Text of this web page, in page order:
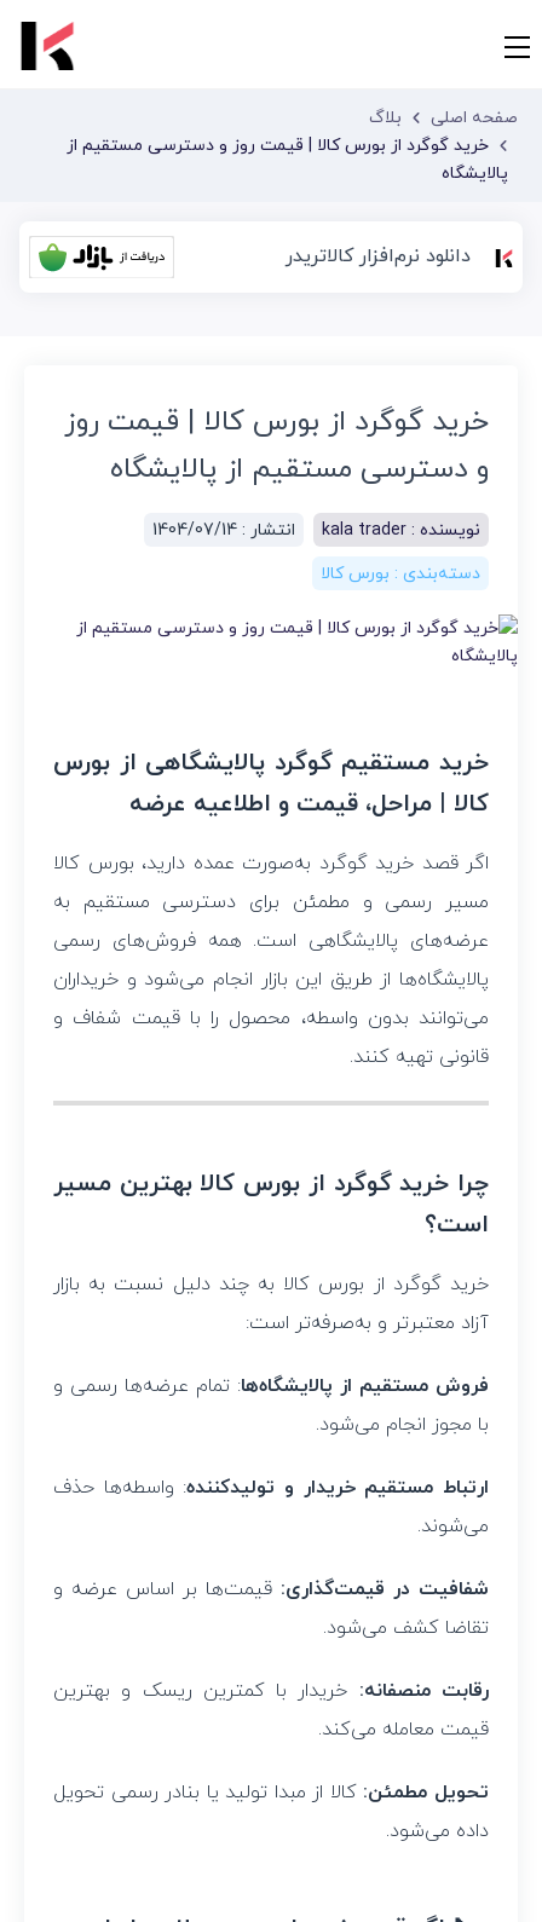
صفحه اصلی
بلاگ
خرید گوگرد از بورس کالا | قیمت روز و دسترسی مستقیم از
پالایشگاه
دانلود نرم‌افزار کالاتریدر
خرید گوگرد از بورس کالا | قیمت روز
و دسترسی مستقیم از پالایشگاه
نویسنده : kala trader انتشار : 1404/07/14
دسته‌بندی : بورس کالا
خرید مستقیم گوگرد پالایشگاهی از بورس
کالا | مراحل، قیمت و اطلاعیه عرضه
اگر قصد خرید گوگرد به‌صورت عمده دارید، بورس کالا
مسیر رسمی و مطمئن برای دسترسی مستقیم به
عرضه‌های پالایشگاهی است. همه فروش‌های رسمی
پالایشگاه‌ها از طریق این بازار انجام می‌شود و خریداران
می‌توانند بدون واسطه، محصول را با قیمت شفاف و
قانونی تهیه کنند.
چرا خرید گوگرد از بورس کالا بهترین مسیر
است؟
خرید گوگرد از بورس کالا به چند دلیل نسبت به بازار
آزاد معتبرتر و به‌صرفه‌تر است:
فروش مستقیم از پالایشگاه‌ها: تمام عرضه‌ها رسمی و
با مجوز انجام می‌شود.
ارتباط مستقیم خریدار و تولیدکننده: واسطه‌ها حذف
می‌شوند.
شفافیت در قیمت‌گذاری: قیمت‌ها بر اساس عرضه و
تقاضا کشف می‌شود.
رقابت منصفانه: خریدار با کمترین ریسک و بهترین
قیمت معامله می‌کند.
تحویل مطمئن: کالا از مبدا تولید یا بنادر رسمی تحویل
داده می‌شود.